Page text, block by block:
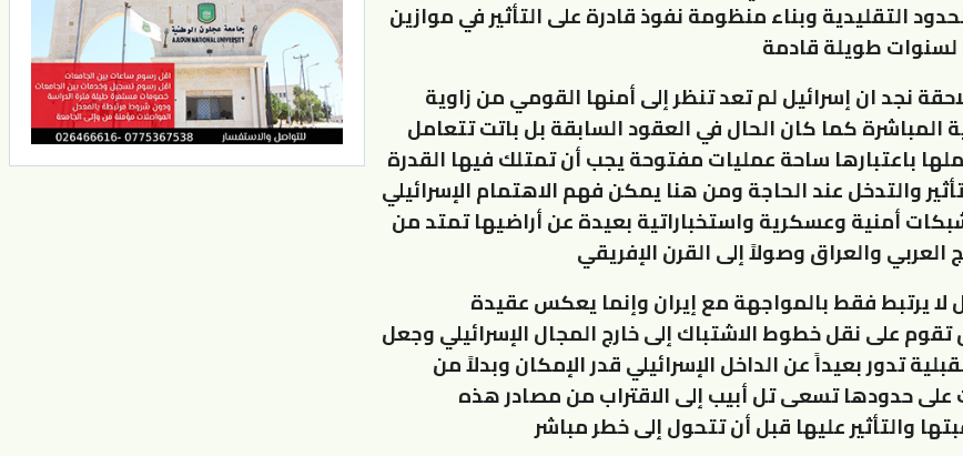
التقليدية وبناء منظومة نفوذ قادرة على التأثير في موازين
لسنوات طويلة قادمة
نجد ان إسرائيل لم تعد تنظر إلى أمنها القومي من زاوية
المباشرة كما كان الحال في العقود السابقة بل باتت تتعامل
باعتبارها ساحة عمليات مفتوحة يجب أن تمتلك فيها القدرة
والتدخل عند الحاجة ومن هنا يمكن فهم الاهتمام الإسرائيلي
شبكات أمنية وعسكرية واستخباراتية بعيدة عن أراضيها تمتد من
العربي والعراق وصولاً إلى القرن الإفريقي
لا يرتبط فقط بالمواجهة مع إيران وإنما يعكس عقيدة
تقوم على نقل خطوط الاشتباك إلى خارج المجال الإسرائيلي وجعل
تدور بعيداً عن الداخل الإسرائيلي قدر الإمكان وبدلاً من
على حدودها تسعى تل أبيب إلى الاقتراب من مصادر هذه
والتأثير عليها قبل أن تتحول إلى خطر مباشر